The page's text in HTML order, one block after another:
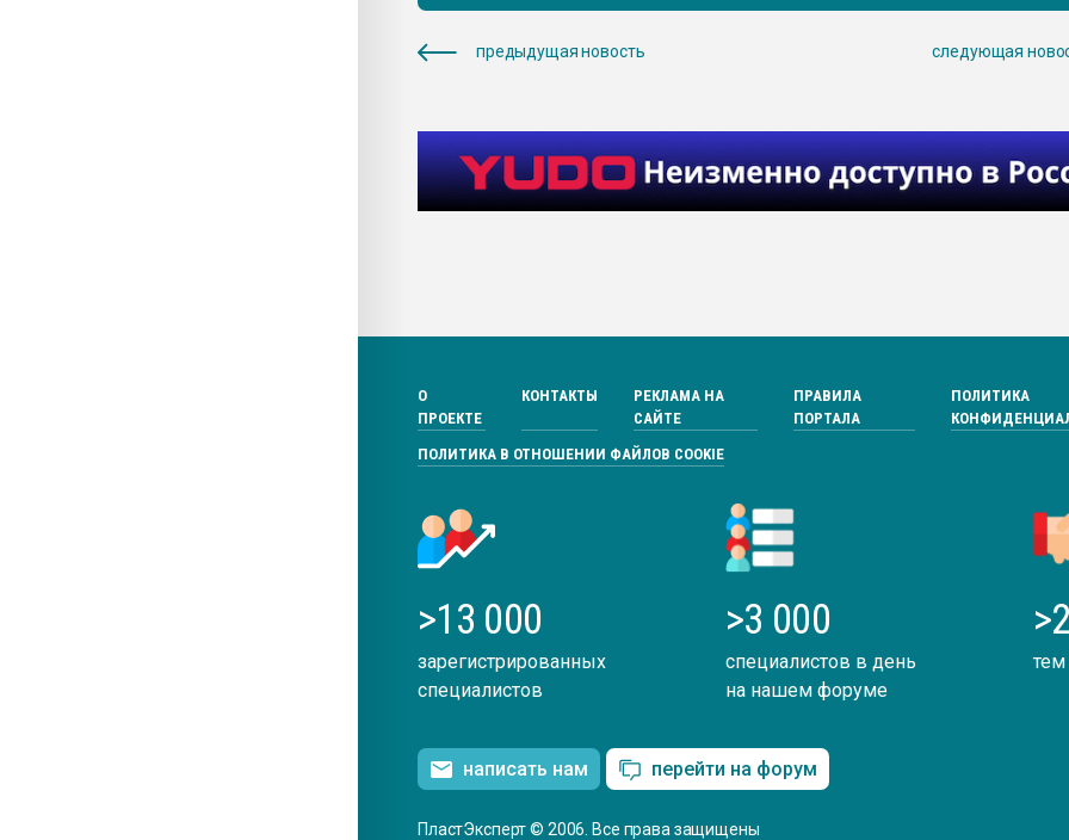
предыдущая новость следующая
О
ПРОЕКТЕ
КОНТАКТЫ
РЕКЛАМА НА
САЙТЕ
ПРАВИЛА
ПОРТАЛА
ПОЛИТИКА
ПОЛИТИКА В ОТНОШЕНИИ ФАЙЛОВ COOKIE
>13 000
зарегистрированных
специалистов
>3 000
специалистов в день
на нашем форуме
тем
написать нам перейти на форум
ПластЭксперт © 2006. Все права защищены